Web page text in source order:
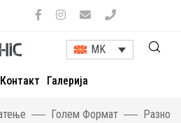
MK
Контакт Галерија
Голем Формат
Разно